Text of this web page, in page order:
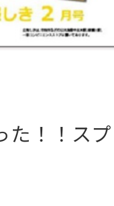
た！！ス